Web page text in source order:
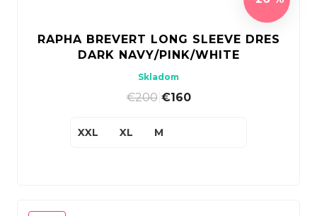
RAPHA BREVERT LONG SLEEVE DRES
DARK NAVY/PINK/WHITE
Skladom
€200| €160
XXL XL M